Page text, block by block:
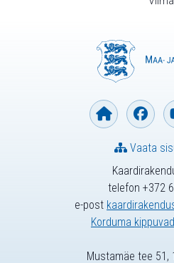
telefon +372
e-post
Korduma
Vaata
Mustamäe tee 51,